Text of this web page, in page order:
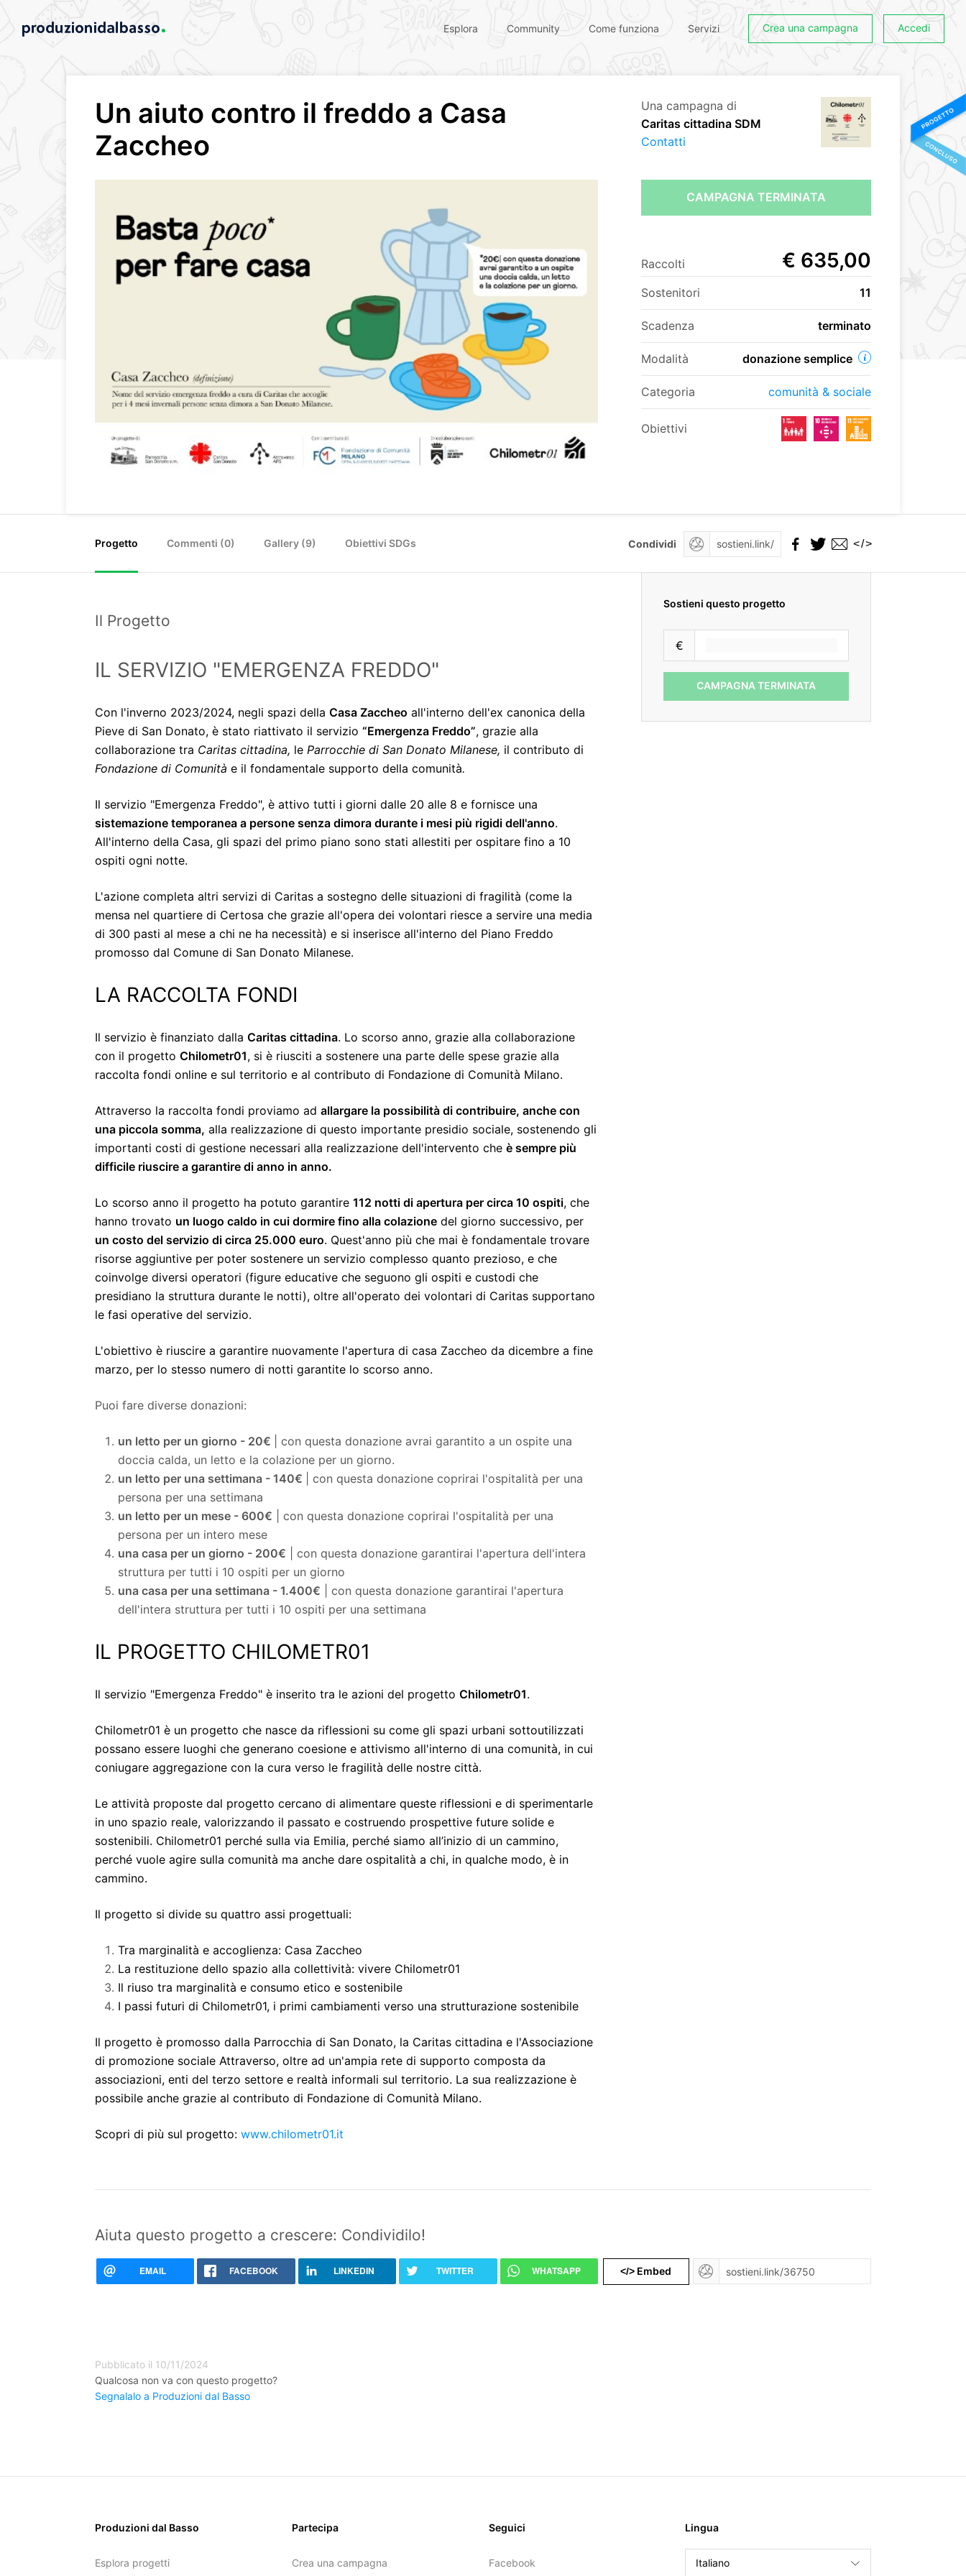
Esplora Community Come funziona Servizi Crea una campagna Accedi
Un aiuto contro il freddo a Casa
Zaccheo
Una campagna di
Caritas cittadina SDM
Contatti
CAMPAGNA TERMINATA
Raccolti € 635,00
Sostenitori 11
Scadenza terminato
Modalità donazione semplice
Categoria comunità & sociale
Obiettivi
Progetto Commenti (0) Gallery (9) Obiettivi SDGs Condividi </>
Il Progetto
IL SERVIZIO "EMERGENZA FREDDO"
Con l'inverno 2023/2024, negli spazi della Casa Zaccheo all'interno dell'ex canonica della
Pieve di San Donato, è stato riattivato il servizio “Emergenza Freddo”, grazie alla
collaborazione tra Caritas cittadina, le Parrocchie di San Donato Milanese, il contributo di
Fondazione di Comunità e il fondamentale supporto della comunità.
Il servizio "Emergenza Freddo", è attivo tutti i giorni dalle 20 alle 8 e fornisce una
sistemazione temporanea a persone senza dimora durante i mesi più rigidi dell'anno.
All'interno della Casa, gli spazi del primo piano sono stati allestiti per ospitare fino a 10
ospiti ogni notte.
L'azione completa altri servizi di Caritas a sostegno delle situazioni di fragilità (come la
mensa nel quartiere di Certosa che grazie all'opera dei volontari riesce a servire una media
di 300 pasti al mese a chi ne ha necessità) e si inserisce all'interno del Piano Freddo
promosso dal Comune di San Donato Milanese.
LA RACCOLTA FONDI
Il servizio è finanziato dalla Caritas cittadina. Lo scorso anno, grazie alla collaborazione
con il progetto Chilometr01, si è riusciti a sostenere una parte delle spese grazie alla
raccolta fondi online e sul territorio e al contributo di Fondazione di Comunità Milano.
Attraverso la raccolta fondi proviamo ad allargare la possibilità di contribuire, anche con
una piccola somma, alla realizzazione di questo importante presidio sociale, sostenendo gli
importanti costi di gestione necessari alla realizzazione dell'intervento che è sempre più
difficile riuscire a garantire di anno in anno.
Lo scorso anno il progetto ha potuto garantire 112 notti di apertura per circa 10 ospiti, che
hanno trovato un luogo caldo in cui dormire fino alla colazione del giorno successivo, per
un costo del servizio di circa 25.000 euro. Quest'anno più che mai è fondamentale trovare
risorse aggiuntive per poter sostenere un servizio complesso quanto prezioso, e che
coinvolge diversi operatori (figure educative che seguono gli ospiti e custodi che
presidiano la struttura durante le notti), oltre all'operato dei volontari di Caritas supportano
le fasi operative del servizio.
L'obiettivo è riuscire a garantire nuovamente l'apertura di casa Zaccheo da dicembre a fine
marzo, per lo stesso numero di notti garantite lo scorso anno.
Puoi fare diverse donazioni:
un letto per un giorno - 20€
| con questa donazione avrai garantito a un ospite una
doccia calda, un letto e la colazione per un giorno.
un letto per una settimana - 140€
| con questa donazione coprirai l'ospitalità per una
persona per una settimana
un letto per un mese - 600€ | con questa donazione coprirai l'ospitalità per una
persona per un intero mese
una casa per un giorno - 200€ | con questa donazione garantirai l'apertura dell'intera
struttura per tutti i 10 ospiti per un giorno
una casa per una settimana - 1.400€ | con questa donazione garantirai l'apertura
dell'intera struttura per tutti i 10 ospiti per una settimana
IL PROGETTO CHILOMETR01
Il servizio "Emergenza Freddo" è inserito tra le azioni del progetto Chilometr01.
Chilometr01 è un progetto che nasce da riflessioni su come gli spazi urbani sottoutilizzati
possano essere luoghi che generano coesione e attivismo all'interno di una comunità, in cui
coniugare aggregazione con la cura verso le fragilità delle nostre città.
Le attività proposte dal progetto cercano di alimentare queste riflessioni e di sperimentarle
in uno spazio reale, valorizzando il passato e costruendo prospettive future solide e
sostenibili. Chilometr01 perché sulla via Emilia, perché siamo all’inizio di un cammino,
perché vuole agire sulla comunità ma anche dare ospitalità a chi, in qualche modo, è in
cammino.
Il progetto si divide su quattro assi progettuali:
Tra marginalità e accoglienza: Casa Zaccheo
La restituzione dello spazio alla collettività: vivere Chilometr01
Il riuso tra marginalità e consumo etico e sostenibile
I passi futuri di Chilometr01, i primi cambiamenti verso una strutturazione sostenibile
Il progetto è promosso dalla Parrocchia di San Donato, la Caritas cittadina e l'Associazione
di promozione sociale Attraverso, oltre ad un'ampia rete di supporto composta da
associazioni, enti del terzo settore e realtà informali sul territorio. La sua realizzazione è
possibile anche grazie al contributo di Fondazione di Comunità Milano.
Scopri di più sul progetto: www.chilometr01.it
Sostieni questo progetto
€
CAMPAGNA TERMINATA
Aiuta questo progetto a crescere: Condividilo!
EMAIL FACEBOOK LINKEDIN TWITTER WHATSAPP </> Embed
Pubblicato il 10/11/2024
Qualcosa non va con questo progetto?
Segnalalo a Produzioni dal Basso
Produzioni dal Basso
Esplora progetti
Partecipa
Crea una campagna
Seguici
Facebook
Lingua
Italiano
English